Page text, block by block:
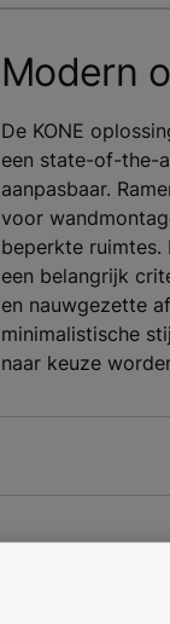
Modern
De KONE
een state-of-the-
aanpasbaar.
voor
beperkte ruimtes.
een belangrijk
en nauwgezette
minimalistische
naar keuze